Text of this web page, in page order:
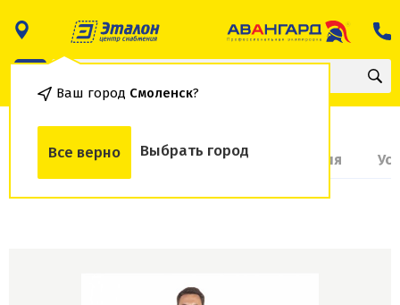
Ваш город Смоленск?
Все верно Выбрать город
О товаре Доставка и оплата Гарантия